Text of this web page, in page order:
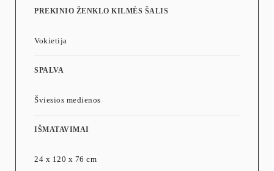
PREKINIO ŽENKLO KILMĖS ŠALIS
Vokietija
SPALVA
Šviesios medienos
IŠMATAVIMAI
24 x 120 x 76 cm